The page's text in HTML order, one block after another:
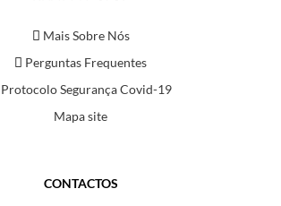
Mais Sobre Nós
Perguntas Frequentes
Protocolo Segurança Covid-19
Mapa site
CONTACTOS